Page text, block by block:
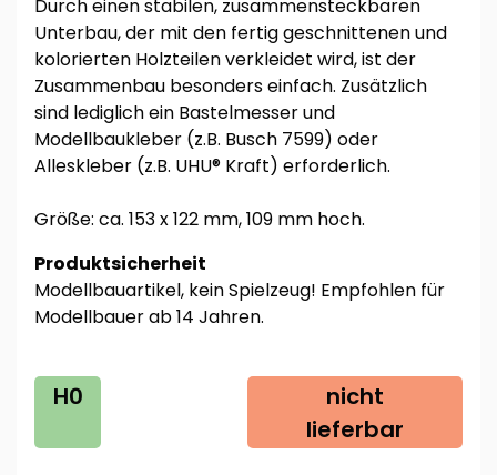
Durch einen stabilen, zusammensteckbaren
Unterbau, der mit den fertig geschnittenen und
kolorierten Holzteilen verkleidet wird, ist der
Zusammenbau besonders einfach. Zusätzlich
sind lediglich ein Bastelmesser und
Modellbaukleber (z.B. Busch 7599) oder
Alleskleber (z.B. UHU® Kraft) erforderlich.
Größe: ca. 153 x 122 mm, 109 mm hoch.
Produktsicherheit
Modellbauartikel, kein Spielzeug! Empfohlen für
Modellbauer ab 14 Jahren.
H0
nicht
lieferbar